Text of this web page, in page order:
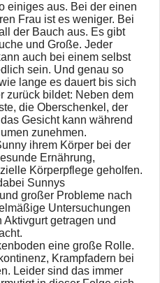
einiges aus. Bei der einen
Frau ist es weniger. Bei
der Bauch aus. Es gibt
und Große. Jeder
auch bei einem selbst
sein. Und genau so
lange es dauert bis sich
zurück bildet: Neben dem
die Oberschenkel, der
Gesicht kann während
zunehmen.
ihrem Körper bei der
Ernährung,
Körperpflege geholfen.
Sunnys
großer Probleme nach
Untersuchungen
getragen und
eine große Rolle.
Krampfadern bei
Leider sind das immer